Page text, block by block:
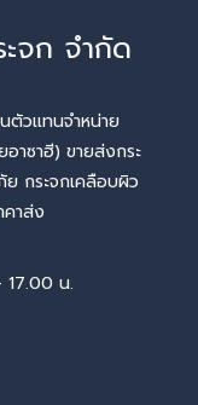
จก จำกัด
ตัวแทนจำหน่าย
าซาฮี) ขายส่งกระ
กระจกเคลือบผิว
าส่ง
17.00 น.